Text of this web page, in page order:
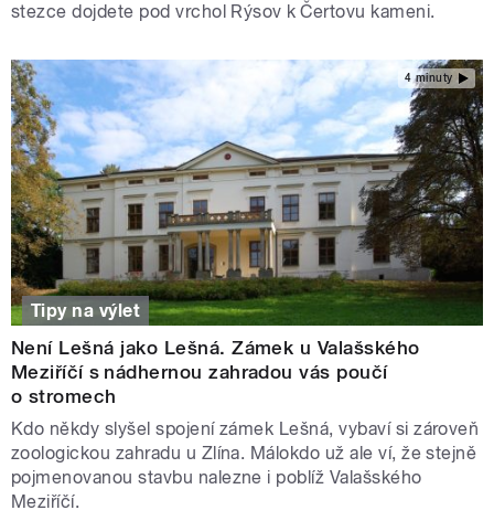
stezce dojdete pod vrchol Rýsov k Čertovu kameni.
4 minuty
Tipy na výlet
Není Lešná jako Lešná. Zámek u Valašského
Meziříčí s nádhernou zahradou vás poučí
o stromech
Kdo někdy slyšel spojení zámek Lešná, vybaví si zároveň
zoologickou zahradu u Zlína. Málokdo už ale ví, že stejně
pojmenovanou stavbu nalezne i poblíž Valašského
Meziříčí.